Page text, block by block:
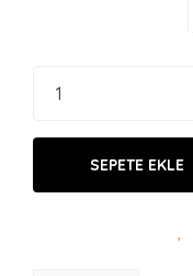
SEPETE EKLE